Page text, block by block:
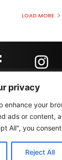
privacy
enhance your
ads or content,
All", you
Reject All
LOAD MORE
KONTAKT
MARKETING